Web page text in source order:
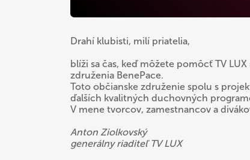
Drahí klubisti, milí priatelia,
blíži sa čas, keď môžete pomôcť TV
združenia BenePace.
Toto občianske združenie spolu s
ďalších kvalitných duchovných
V mene tvorcov, zamestnancov a
Anton Ziolkovský
generálny riaditeľ TV LUX